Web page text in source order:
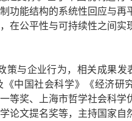
功能结构的系统性回应与再
在公平性与可持续性之间实
与企业行为，相关成果发
及《中国社会科学》《经济研
等奖、上海市哲学社会科学
论文提名奖等，主持国家自